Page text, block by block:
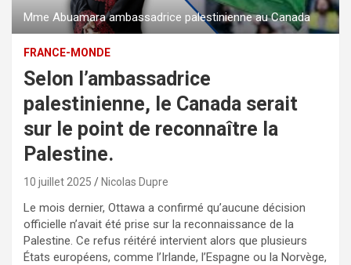
Mme Abuamara ambassadrice palestinienne au Canada
FRANCE-MONDE
Selon l’ambassadrice
palestinienne, le Canada serait
sur le point de reconnaître la
Palestine.
10 juillet 2025 Nicolas Dupre
Le mois dernier, Ottawa a confirmé qu’aucune décision
officielle n’avait été prise sur la reconnaissance de la
Palestine. Ce refus réitéré intervient alors que plusieurs
États européens, comme l’Irlande, l’Espagne ou la Norvège,